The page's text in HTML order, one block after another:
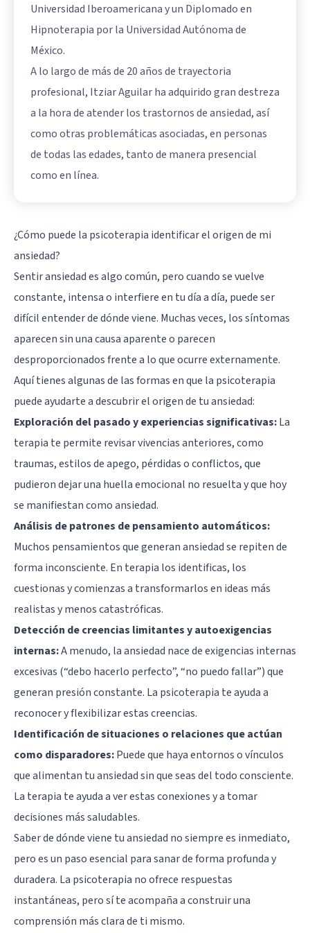
Universidad Iberoamericana y un Diplomado en
Hipnoterapia por la Universidad Autónoma de
México.
A lo largo de más de 20 años de trayectoria
profesional, Itziar Aguilar ha adquirido gran destreza
a la hora de atender los trastornos de ansiedad, así
como otras problemáticas asociadas, en personas
de todas las edades, tanto de manera presencial
como en línea.
¿Cómo puede la psicoterapia identificar el origen de mi
ansiedad?
Sentir ansiedad es algo común, pero cuando se vuelve
constante, intensa o interfiere en tu día a día, puede ser
difícil entender de dónde viene. Muchas veces, los síntomas
aparecen sin una causa aparente o parecen
desproporcionados frente a lo que ocurre externamente.
Aquí tienes algunas de las formas en que la psicoterapia
puede ayudarte a descubrir el origen de tu ansiedad:
Exploración del pasado y experiencias significativas:La
terapia te permite revisar vivencias anteriores, como
traumas, estilos de apego, pérdidas o conflictos, que
pudieron dejar una huella emocional no resuelta y que hoy
se manifiestan como ansiedad.
Análisis de patrones de pensamiento automáticos:
Muchos pensamientos que generan ansiedad se repiten de
forma inconsciente. En terapia los identificas, los
cuestionas y comienzas a transformarlos en ideas más
realistas y menos catastróficas.
Detección de creencias limitantes y autoexigencias
internas:A menudo, la ansiedad nace de exigencias internas
excesivas (“debo hacerlo perfecto”, “no puedo fallar”) que
generan presión constante. La psicoterapia te ayuda a
reconocer y flexibilizar estas creencias.
Identificación de situaciones o relaciones que actúan
como disparadores:Puede que haya entornos o vínculos
que alimentan tu ansiedad sin que seas del todo consciente.
La terapia te ayuda a ver estas conexiones y a tomar
decisiones más saludables.
Saber de dónde viene tu ansiedad no siempre es inmediato,
pero es un paso esencial para sanar de forma profunda y
duradera. La psicoterapia no ofrece respuestas
instantáneas, pero sí te acompaña a construir una
comprensión más clara de ti mismo.